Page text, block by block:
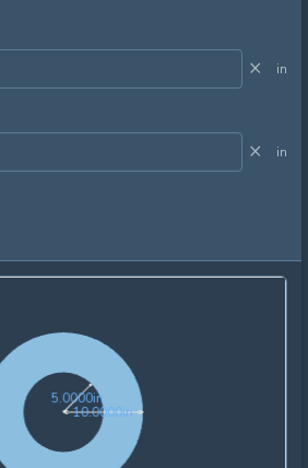
× in
× in
10.0000in10.0000in
5.0000in5.0000in